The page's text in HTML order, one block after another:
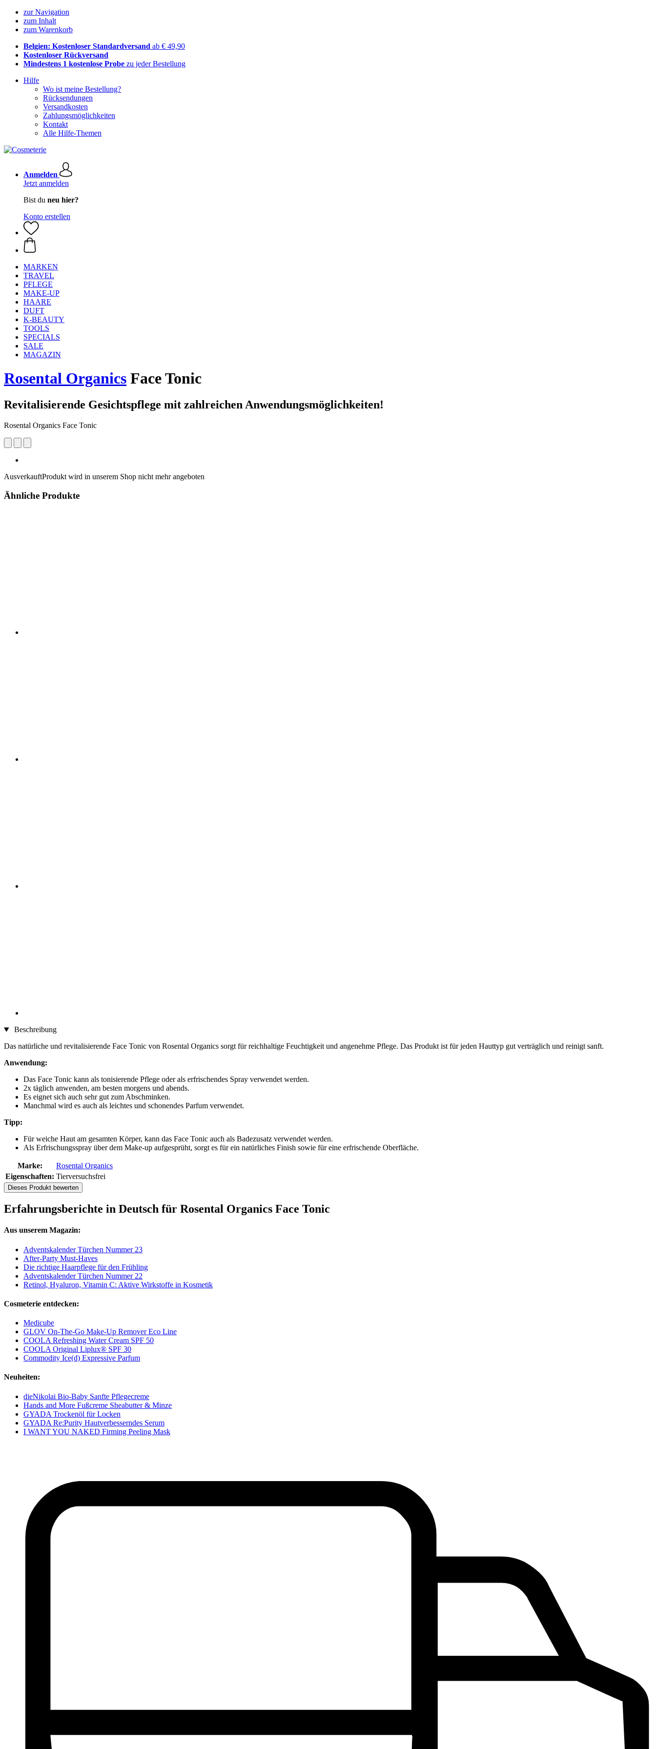
zur Navigation
zum Inhalt
zum Warenkorb
Belgien: Kostenloser Standardversand ab € 49,90
Kostenloser Rückversand
Mindestens 1 kostenlose Probe zu jeder Bestellung
Hilfe
Wo ist meine Bestellung?
Rücksendungen
Versandkosten
Zahlungsmöglichkeiten
Kontakt
Alle Hilfe-Themen
Anmelden
Jetzt anmelden
Bist du neu hier?
Konto erstellen
MARKEN
TRAVEL
PFLEGE
MAKE-UP
HAARE
DUFT
K-BEAUTY
TOOLS
SPECIALS
SALE
MAGAZIN
Rosental Organics Face Tonic
Revitalisierende Gesichtspflege mit zahlreichen Anwendungsmöglichkeiten!
Rosental Organics Face Tonic
AusverkauftProdukt wird in unserem Shop nicht mehr angeboten
Ähnliche Produkte
Beschreibung
Das natürliche und revitalisierende Face Tonic von Rosental Organics sorgt für reichhaltige Feuchtigkeit und angenehme Pflege. Das Produkt ist für jeden Hauttyp gut verträglich und reinigt sanft.
Anwendung:
Das Face Tonic kann als tonisierende Pflege oder als erfrischendes Spray verwendet werden.
2x täglich anwenden, am besten morgens und abends.
Es eignet sich auch sehr gut zum Abschminken.
Manchmal wird es auch als leichtes und schonendes Parfum verwendet.
Tipp:
Für weiche Haut am gesamten Körper, kann das Face Tonic auch als Badezusatz verwendet werden.
Als Erfrischungsspray über dem Make-up aufgesprüht, sorgt es für ein natürliches Finish sowie für eine erfrischende Oberfläche.
Marke:
Rosental Organics
Eigenschaften: Tierversuchsfrei
Dieses Produkt bewerten
Erfahrungsberichte in Deutsch für Rosental Organics Face Tonic
Aus unserem Magazin:
Adventskalender Türchen Nummer 23
After-Party Must-Haves
Die richtige Haarpflege für den Frühling
Adventskalender Türchen Nummer 22
Retinol, Hyaluron, Vitamin C: Aktive Wirkstoffe in Kosmetik
Cosmeterie entdecken:
Medicube
GLOV On-The-Go Make-Up Remover Eco Line
COOLA Refreshing Water Cream SPF 50
COOLA Original Liplux® SPF 30
Commodity Ice(d) Expressive Parfum
Neuheiten:
dieNikolai Bio-Baby Sanfte Pflegecreme
Hands and More Fußcreme Sheabutter & Minze
GYADA Trockenöl für Locken
GYADA Re:Purity Hautverbesserndes Serum
I WANT YOU NAKED Firming Peeling Mask